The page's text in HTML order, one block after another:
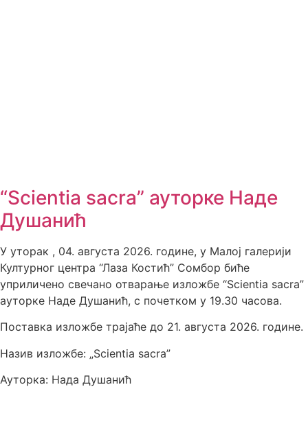
“Scientia sacra” ауторке Наде
Душанић
У уторак , 04. августа 2026. године, у Малој галерији
Културног центра “Лаза Костић” Сомбор биће
уприличено свечано отварање изложбе “Scientia sacra”
ауторке Наде Душанић, с почетком у 19.30 часова.
Поставка изложбе трајаће до 21. августа 2026. године.
Назив изложбе: „Scientia sacra”
Ауторка: Нада Душанић